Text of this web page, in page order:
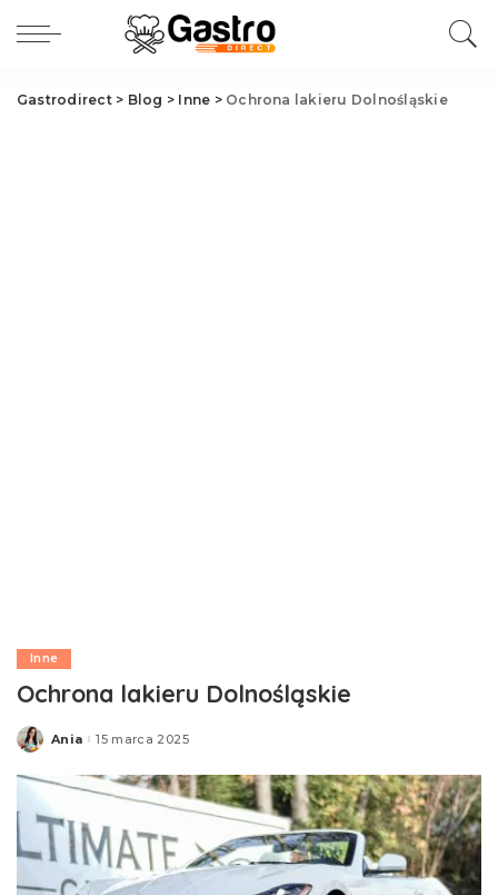
Gastrodirect> Blog > Inne > Ochrona lakieru Dolnośląskie
Inne
Ochrona lakieru Dolnośląskie
Posted
Ania 15 marca 2025